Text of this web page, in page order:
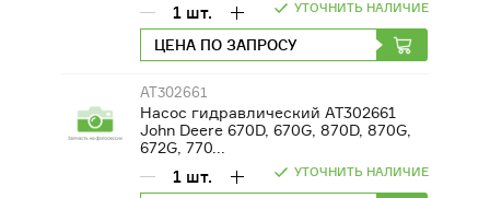
УТОЧНИТЬ НАЛИЧИЕ
1 шт.
ЦЕНА ПО ЗАПРОСУ
AT302661
Насос гидравлический AT302661
John Deere 670D, 670G, 870D, 870G,
672G, 770...
УТОЧНИТЬ НАЛИЧИЕ
1 шт.